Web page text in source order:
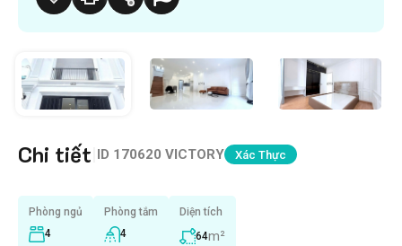
Chi tiết ID 170620 VICTORY Xác Thực
Phòng ngủ
4
Phòng tắm
4
Diện tích
64m²